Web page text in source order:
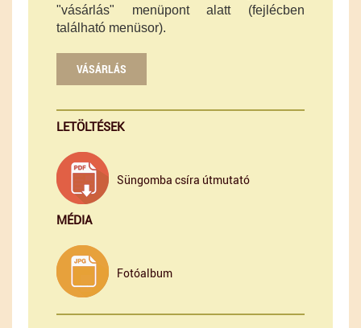
"vásárlás" menüpont alatt (fejlécben
található menüsor).
VÁSÁRLÁS
LETÖLTÉSEK
Süngomba csíra útmutató
MÉDIA
Fotóalbum